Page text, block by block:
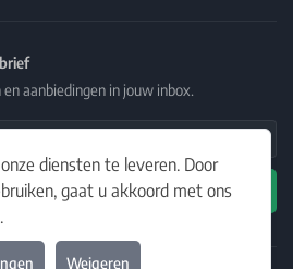
diensten te leveren. Door
gaat u akkoord met ons
Weigeren
aanbiedingen in jouw inbox.
Abonneren